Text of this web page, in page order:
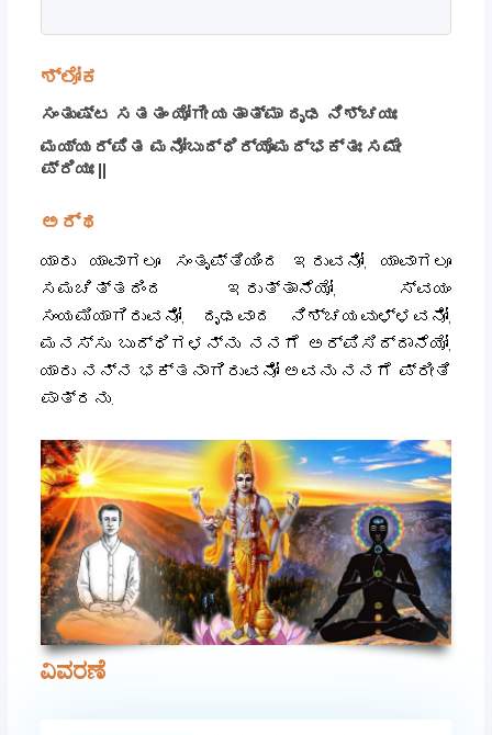
ಶ್ಲೋಕ
ಸಂತುಷ್ಟ ಸತತಂ ಯೋಗೀ ಯತಾತ್ಮಾ ದೃಢ ನಿಶ್ಚಯಃ
ಮಯ್ಯರ್ಪಿತ ಮನೋಬುದ್ಧಿರ್ಯೊಮದ್ಭಕ್ತಃ ಸಮೇ
ಪ್ರಿಯಃ ||
ಅರ್ಥ
ಯಾರು ಯಾವಾಗಲೂ ಸಂತೃಪ್ತಿಯಿಂದ ಇರುವನೋ, ಯಾವಾಗಲೂ
ಸಮಚಿತ್ತದಿಂದ ಇರುತ್ತಾನೆಯೋ, ಸ್ವಯಂ
ಸಂಯಮಿಯಾಗಿರುವನೋ, ದೃಢವಾದ ನಿಶ್ಚಯವುಳ್ಳವನೋ,
ಮನಸ್ಸು ಬುದ್ಧಿಗಳನ್ನು ನನಗೆ ಅರ್ಪಿಸಿದ್ದಾನೆಯೋ,
ಯಾರು ನನ್ನ ಭಕ್ತನಾಗಿರುವನೋ ಅವನು ನನಗೆ ಪ್ರೀತಿ
ಪಾತ್ರನು.
ವಿವರಣೆ